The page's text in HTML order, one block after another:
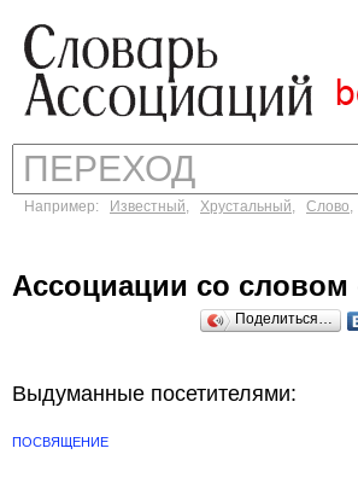
Например: Известный, Хрустальный, Слово,
Ассоциации со
Поделиться…
Выдуманные посетителями:
ПОСВЯЩЕНИЕ